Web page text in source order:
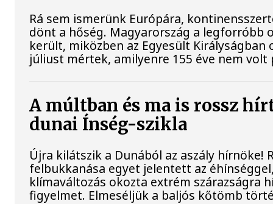
Rá sem ismerünk Európára,
dönt a hőség. Magyarország a legforróbb
került, miközben az Egyesült Királyságban
júliust mértek, amilyenre 155 éve nem
A múltban és ma is rossz
dunai Ínség-szikla
Újra kilátszik a Dunából az aszály hírnöke!
felbukkanása egyet jelentett az
klímaváltozás okozta extrém szárazságra
figyelmet. Elmeséljük a baljós kőtömb